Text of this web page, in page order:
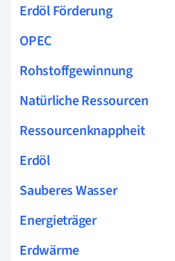
Erdöl Förderung
OPEC
Rohstoffgewinnung
Natürliche Ressourcen
Ressourcenknappheit
Erdöl
Sauberes Wasser
Energieträger
Erdwärme